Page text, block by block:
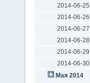
2014-06-25
2014-06-26
2014-06-27
2014-06-28
2014-06-29
2014-06-30
Мая 2014